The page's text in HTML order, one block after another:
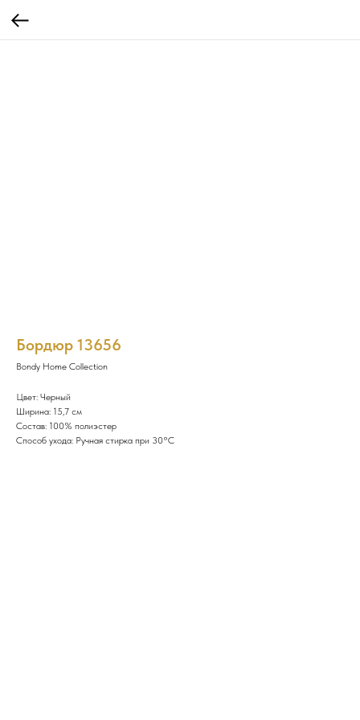
Бордюр 13656
Bondy Home Collection
Цвет: Черный
Ширина: 15,7 см
Состав: 100% полиэстер
Способ ухода: Ручная стирка при 30°C